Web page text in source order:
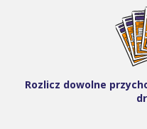
Rozlicz dowolne